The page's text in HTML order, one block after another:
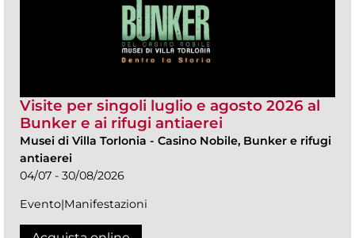
Visite per singoli luglio e agosto 2026 al
Bunker e ai rifugi antiaerei
Musei di Villa Torlonia - Casino Nobile, Bunker e rifugi
antiaerei
04/07 - 30/08/2026
Evento|Manifestazioni